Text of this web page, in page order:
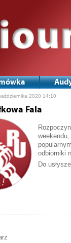
2020 14:10
Fala
odbiorniki
Do